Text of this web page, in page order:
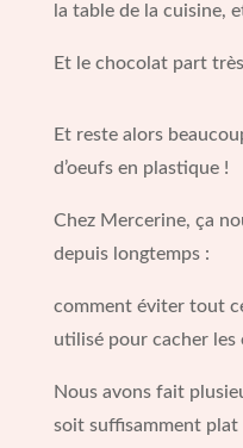
la table de la cuisine,
Et le chocolat part
Et reste alors
d’oeufs en plastique !
Chez Mercerine, ça
depuis longtemps :
comment éviter tout
utilisé pour cacher les
Nous avons fait
soit suffisamment plat